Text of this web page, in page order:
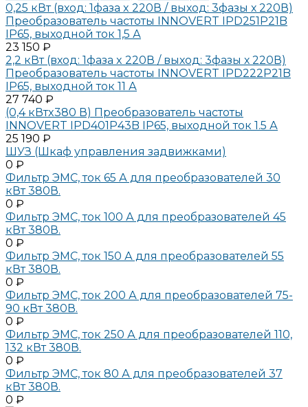
0,25 кВт (вход: 1фаза x 220В / выход: 3фазы х 220В)
Преобразователь частоты INNOVERT IPD251P21B
IP65, выходной ток 1,5 А
23 150 ₽
2,2 кВт (вход: 1фаза x 220В / выход: 3фазы х 220В)
Преобразователь частоты INNOVERT IPD222P21B
IP65, выходной ток 11 А
27 740 ₽
(0,4 кВтx380 В) Преобразователь частоты
INNOVERT IPD401P43B IP65, выходной ток 1.5 А
25 190 ₽
ШУЗ (Шкаф управления задвижками)
0 ₽
Фильтр ЭМС, ток 65 А для преобразователей 30
кВт 380В.
0 ₽
Фильтр ЭМС, ток 100 А для преобразователей 45
кВт 380В.
0 ₽
Фильтр ЭМС, ток 150 А для преобразователей 55
кВт 380В.
0 ₽
Фильтр ЭМС, ток 200 А для преобразователей 75-
90 кВт 380В.
0 ₽
Фильтр ЭМС, ток 250 А для преобразователей 110,
132 кВт 380В.
0 ₽
Фильтр ЭМС, ток 80 А для преобразователей 37
кВт 380В.
0 ₽